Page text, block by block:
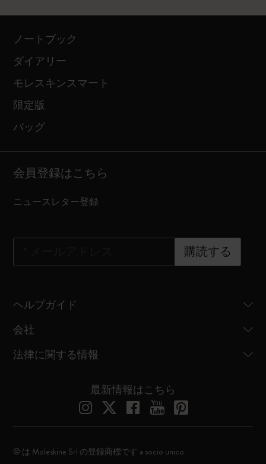
ノートブック
ダイアリー
モレスキンスマート
限定版
バッグ
会員登録はこちら
ニュースレター登録
購読する
ヘルプガイド
会社
法律に関する情報
最新情報はこちら
© は Moleskine Srl の登録商標です a socio unico